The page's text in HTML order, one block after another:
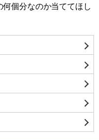
個分なのか当ててほし